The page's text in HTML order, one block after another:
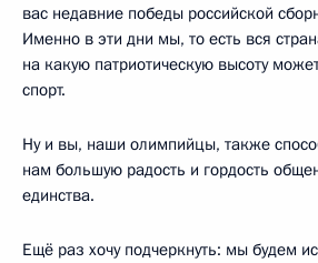
вас недавние победы российской
Именно в эти дни мы, то есть вся
на какую патриотическую высоту
спорт.
Ну и вы, наши олимпийцы, также
нам большую радость и гордость
единства.
Ещё раз хочу подчеркнуть: мы будем